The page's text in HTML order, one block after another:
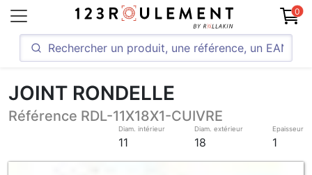
0
JOINT RONDELLE
Référence RDL-11X18X1-CUIVRE
Diam. intérieur
11
Diam. extérieur
18
Epaisseur
1